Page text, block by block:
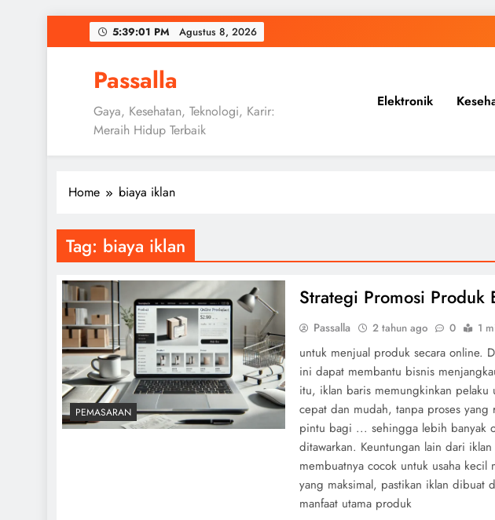
to
5:39:02 PM Agustus 8,
2026
Passalla
Gaya, Kesehatan, Teknologi, Karir:
Meraih Hidup Terbaik
Elektronik
Home biaya iklan
Tag: biaya iklan
PEMASARAN
Strategi Promosi Produk
Passalla 2 tahun ago 0 1
untuk menjual produk secara online.
ini dapat membantu bisnis
itu, iklan baris memungkinkan
cepat dan mudah, tanpa proses
pintu bagi ... sehingga lebih banyak
ditawarkan. Keuntungan lain dari
membuatnya cocok untuk usaha kecil
yang maksimal, pastikan iklan dibuat
manfaat utama produk